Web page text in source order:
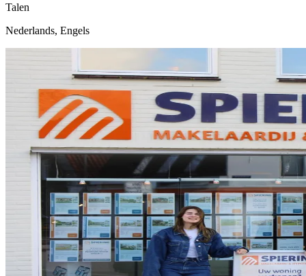
Talen
Nederlands, Engels